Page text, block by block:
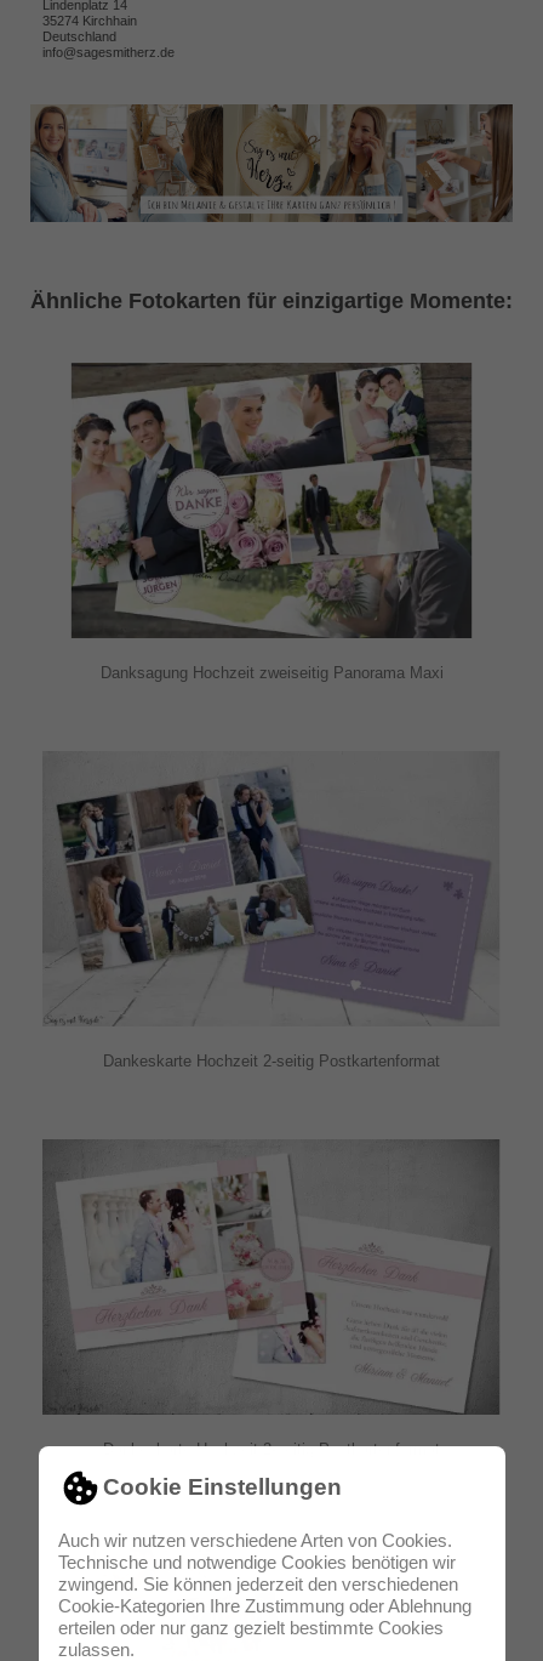
Cookie Einstellungen
Auch wir nutzen verschiedene Arten von Cookies.
Technische und notwendige Cookies benötigen wir
zwingend. Sie können jederzeit den verschiedenen
Cookie-Kategorien Ihre Zustimmung oder Ablehnung
erteilen oder nur ganz gezielt bestimmte Cookies
zulassen.
Lindenplatz 14
35274 Kirchhain
Deutschland
info@sagesmitherz.de
Ähnliche Fotokarten für einzigartige Momente:
Danksagung Hochzeit zweiseitig Panorama Maxi
Dankeskarte Hochzeit 2-seitig Postkartenformat
Dankeskarte Hochzeit 2-seitig Postkartenformat